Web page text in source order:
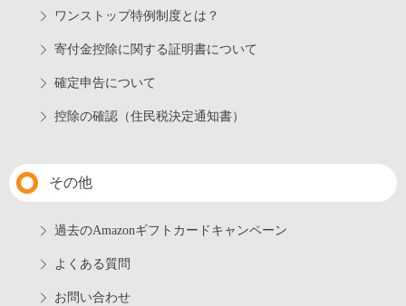
ワンストップ特例制度とは？
寄付金控除に関する証明書について
確定申告について
控除の確認（住民税決定通知書）
その他
過去のAmazonギフトカードキャンペーン
よくある質問
お問い合わせ